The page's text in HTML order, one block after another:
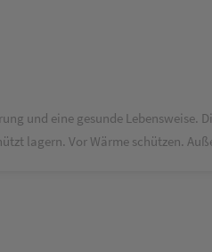
und eine gesunde Lebensweise.
lagern. Vor Wärme schützen.